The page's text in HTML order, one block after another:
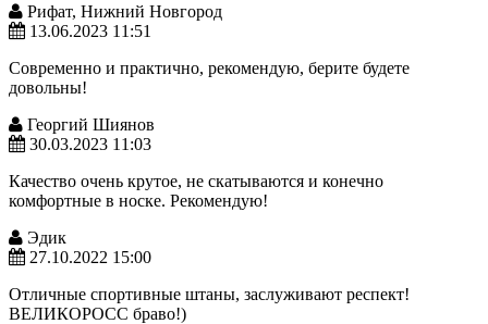
Рифат, Нижний Новгород
13.06.2023 11:51
Современно и практично, рекомендую, берите будете
довольны!
Георгий Шиянов
30.03.2023 11:03
Качество очень крутое, не скатываются и конечно
комфортные в носке. Рекомендую!
Эдик
27.10.2022 15:00
Отличные спортивные штаны, заслуживают респект!
ВЕЛИКОРОСС браво!)